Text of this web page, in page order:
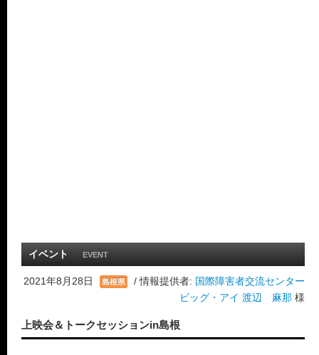
イベント EVENT
2021年8月28日 島根県 / 情報提供者: 国際障害者交流センター
ビッグ・アイ 渡辺 麻那 様
上映会＆トークセッションin島根